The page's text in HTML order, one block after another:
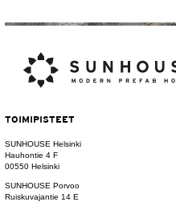
TOIMIPISTEET
SUNHOUSE Helsinki
Hauhontie 4 F
00550 Helsinki
SUNHOUSE Porvoo
Ruiskuvajantie 14 E